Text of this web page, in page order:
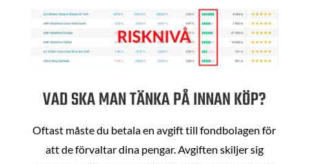
VAD SKA MAN TÄNKA PÅ INNAN KÖP?
Oftast måste du betala en avgift till fondbolagen för
att de förvaltar dina pengar. Avgiften skiljer sig